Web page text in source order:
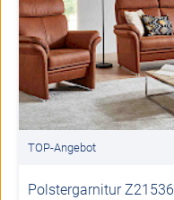
TOP-Angebot
Polstergarnitur Z21536